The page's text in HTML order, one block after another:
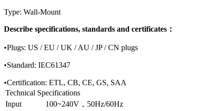
Type: Wall-Mount
Describe specifications, standards and certificates：
•Plugs: US / EU / UK / AU / JP / CN plugs
•Standard: IEC61347
•Certification: ETL, CB, CE, GS, SAA
Technical Specifications
Input
100~240V，50Hz/60Hz